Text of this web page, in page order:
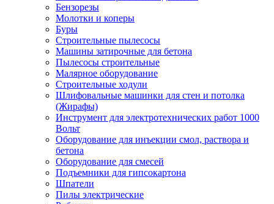
Бензорезы
Молотки и коперы
Буры
Строительные пылесосы
Машины затирочные для бетона
Пылесосы строительные
Малярное оборудование
Строительные ходули
Шлифовальные машинки для стен и потолка
(Жирафы)
Инструмент для электротехнических работ 1000
Вольт
Оборудование для инъекции смол, раствора и
бетона
Оборудование для смесей
Подъемники для гипсокартона
Шпатели
Пилы электрические